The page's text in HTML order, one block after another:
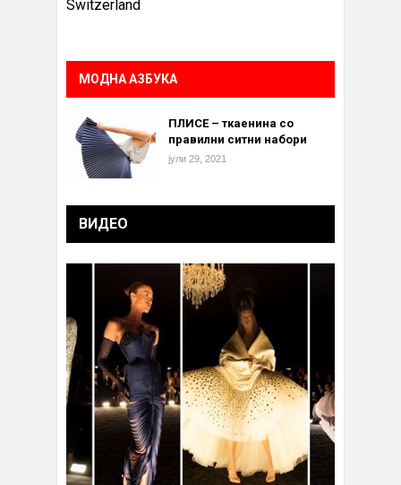
Switzerland
МОДНА АЗБУКА
ПЛИСЕ – ткаенина со
правилни ситни набори
јули 29, 2021
ВИДЕО